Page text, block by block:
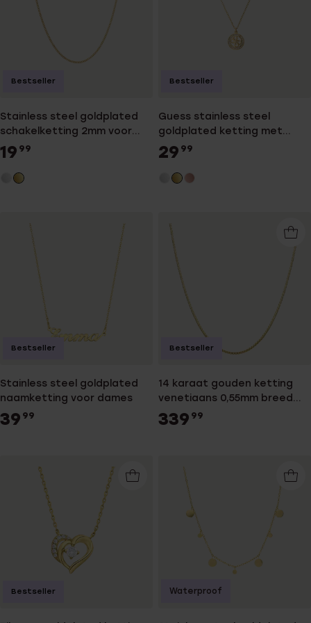
Stainless steel goldplated
schakelketting 2mm voor
dames
19 99
Bestseller
Guess stainless steel
goldplated ketting met
hanger met kristal voor
dames
29 99
Bestseller
Stainless steel goldplated
naamketting voor dames
39 99
Bestseller
14 karaat gouden ketting
venetiaans 0,55mm breed
voor dames
339 99
Bestseller
Bestseller Waterproof